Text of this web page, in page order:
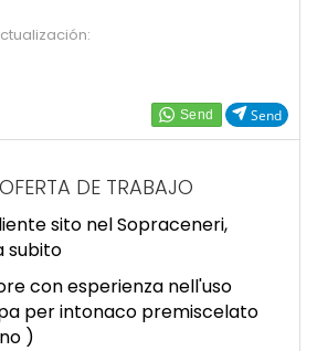
Send
DE TRABAJO
sito nel Sopraceneri,
subito
con esperienza nell'uso
per intonaco premiscelato
)